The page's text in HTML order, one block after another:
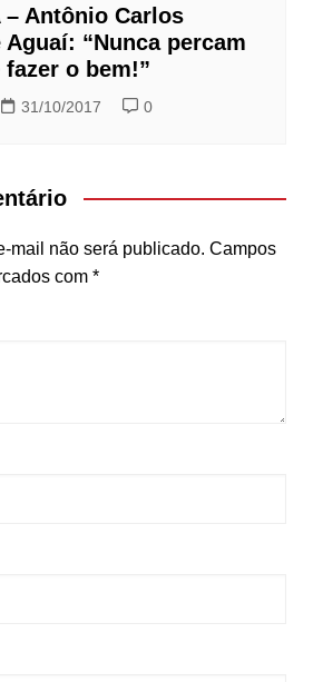
– Antônio Carlos
“Nunca percam
o bem!”
31/10/2017 0
mail não será publicado. Campos
com *